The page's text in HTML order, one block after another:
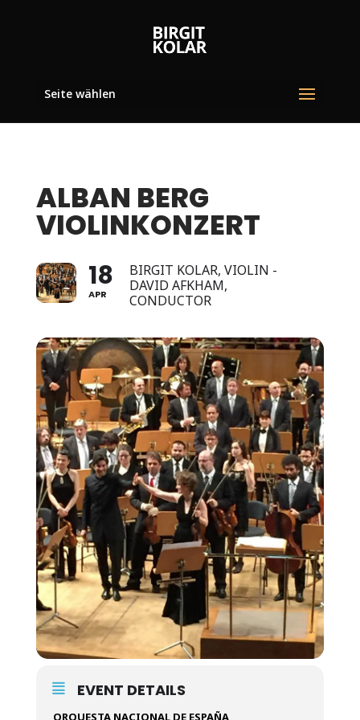
Seite wählen
ALBAN BERG
VIOLINKONZERT
18
APR
BIRGIT KOLAR, VIOLIN -
DAVID AFKHAM,
CONDUCTOR
EVENT DETAILS
ORQUESTA NACIONAL DE ESPAÑA